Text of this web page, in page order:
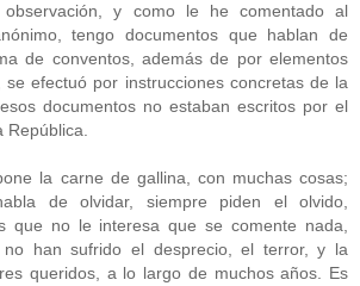
observación, y como le he comentado al
tengo documentos que hablan de
de conventos, además de por elementos
se efectuó por instrucciones concretas de la
documentos no estaban escritos por el
la carne de gallina, con muchas cosas;
de olvidar, siempre piden el olvido,
que no le interesa que se comente nada,
no han sufrido el desprecio, el terror, y la
queridos, a lo largo de muchos años. Es